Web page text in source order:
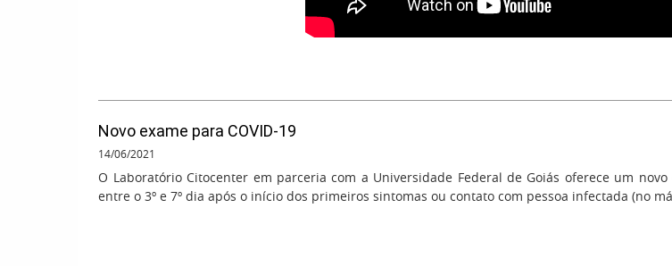
Novo exame para COVID-19
14/06/2021
O Laboratório Citocenter em parceria com a Universidade Federal de Goiás oferece um
entre o 3º e 7º dia após o início dos primeiros sintomas ou contato com pessoa infectada (no